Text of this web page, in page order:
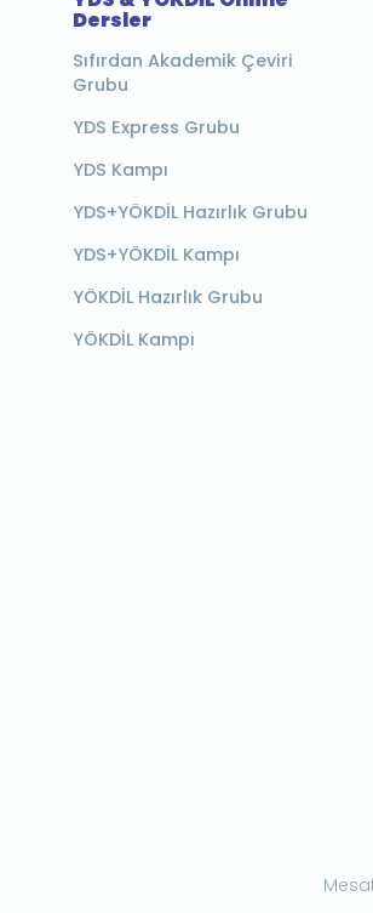
Dersler
Sıfırdan Akademik Çeviri
Grubu
YDS Express Grubu
YDS Kampı
YDS+YÖKDİL Hazırlık Grubu
YDS+YÖKDİL Kampı
YÖKDİL Hazırlık Grubu
YÖKDİL Kampı